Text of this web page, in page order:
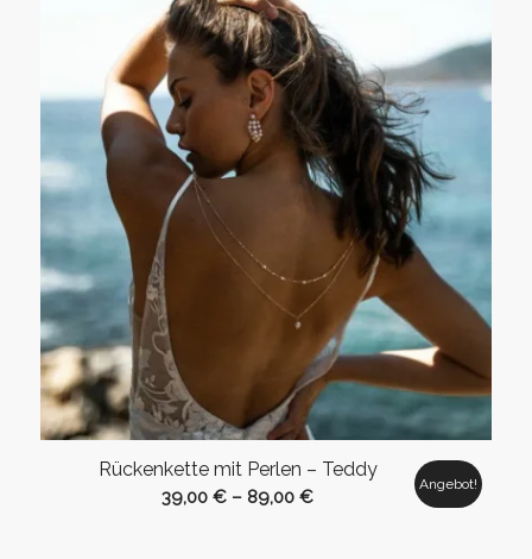
Rückenkette mit Perlen – Teddy
39,00€ – 89,00€
Angebot!